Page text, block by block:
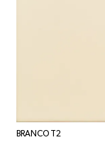
BRANCO T2